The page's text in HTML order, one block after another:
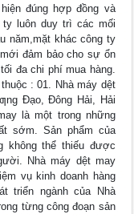
đúng hợp đồng và
luôn duy trì các mối
năm,mặt khác công ty
đảm bảo cho sự ổn
đa chi phí mua hàng.
: 01. Nhà máy dệt
Đạo, Đông Hải, Hải
là một trong những
sớm. Sản phẩm của
không thể thiếu được
Nhà máy dệt may
vụ kinh doanh hàng
triển ngành của Nhà
từng công đoạn sản